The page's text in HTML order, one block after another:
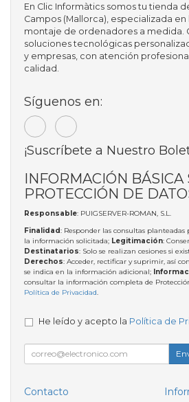
En Clic Informàtics somos tu tienda
Campos (Mallorca), especializada
montaje de ordenadores a medida.
soluciones tecnológicas
y empresas, con atención
calidad.
Síguenos en:
¡Suscríbete a Nuestro
INFORMACIÓN BÁSICA
PROTECCIÓN DE
Responsable: PUIGSERVER-ROMAN, S.L.
Finalidad: Responder las consultas
la información solicitada; Legitimación:
Destinatarios: Solo se realizan cesiones si
Derechos: Acceder, rectificar y suprimir, así
se indica en la información adicional;
consultar la información completa de
Política de Privacidad.
He leído y acepto la Política de
Contacto